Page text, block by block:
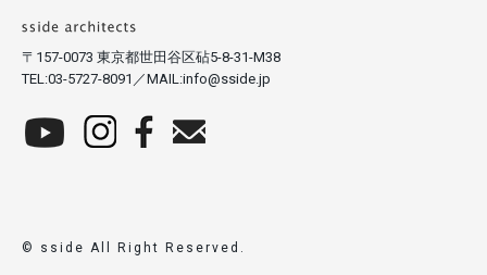
〒157-0073 東京都世田谷区砧5-8-31-M38
TEL:03-5727-8091／MAIL:info@sside.jp
© sside All Right Reserved.